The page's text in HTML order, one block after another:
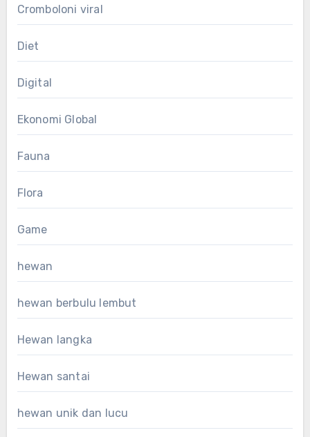
Cromboloni viral
Diet
Digital
Ekonomi Global
Fauna
Flora
Game
hewan
hewan berbulu lembut
Hewan langka
Hewan santai
hewan unik dan lucu